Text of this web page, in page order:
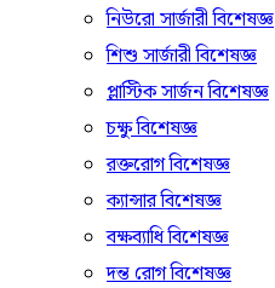
নিউরো সার্জারী বিশেষজ্ঞ
শিশু সার্জারী বিশেষজ্ঞ
প্লাস্টিক সার্জন বিশেষজ্ঞ
চক্ষু বিশেষজ্ঞ
রক্তরোগ বিশেষজ্ঞ
ক্যান্সার বিশেষজ্ঞ
বক্ষব্যাধি বিশেষজ্ঞ
দন্ত রোগ বিশেষজ্ঞ